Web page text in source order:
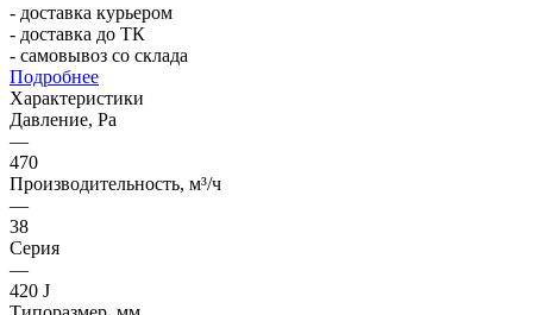
- доставка курьером
- доставка до ТК
- самовывоз со склада
Подробнее
Характеристики
Давление, Pa
—
470
Производительность, м³/ч
—
38
Серия
—
420 J